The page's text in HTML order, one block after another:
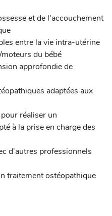
et de l'accouchement
entre la vie intra-utérine
du bébé
approfondie de
adaptées aux
réaliser un
à la prise en charge des
d’autres professionnels
traitement ostéopathique